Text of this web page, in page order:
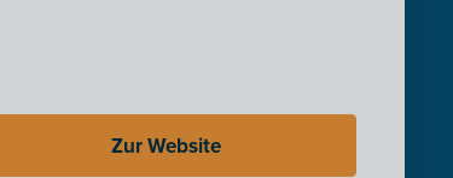
Zur Website